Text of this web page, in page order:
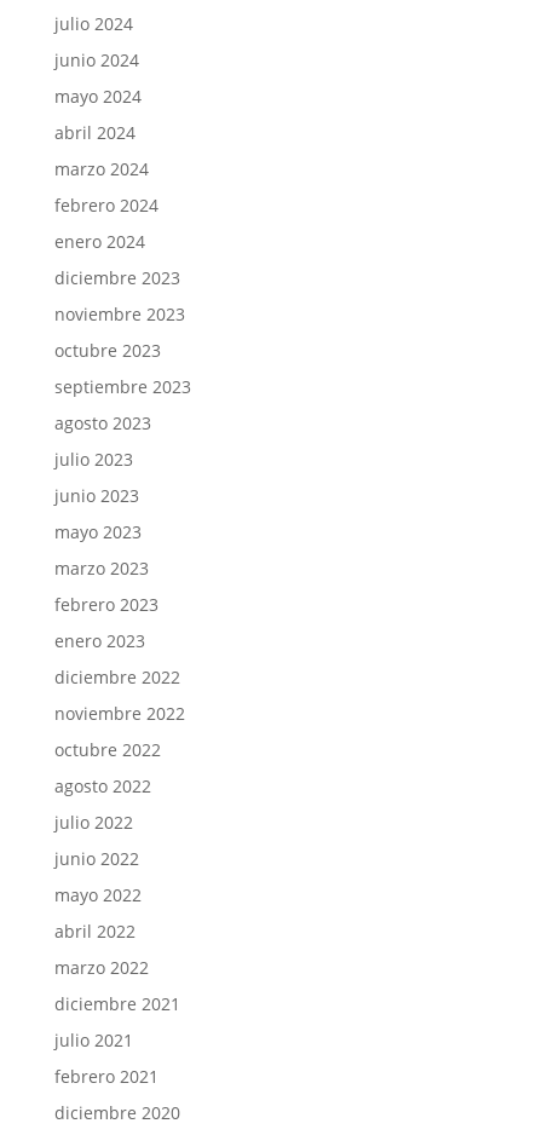
julio 2024
junio 2024
mayo 2024
abril 2024
marzo 2024
febrero 2024
enero 2024
diciembre 2023
noviembre 2023
octubre 2023
septiembre 2023
agosto 2023
julio 2023
junio 2023
mayo 2023
marzo 2023
febrero 2023
enero 2023
diciembre 2022
noviembre 2022
octubre 2022
agosto 2022
julio 2022
junio 2022
mayo 2022
abril 2022
marzo 2022
diciembre 2021
julio 2021
febrero 2021
diciembre 2020